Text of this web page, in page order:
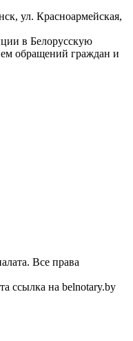
ул. Красноармейская,
в Белорусскую
обращений граждан и
Все права
ссылка на belnotary.by